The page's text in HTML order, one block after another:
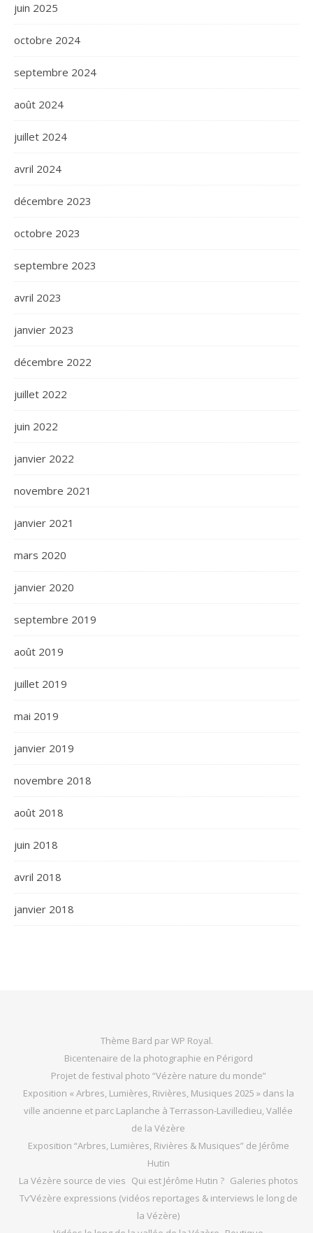
juin 2025
octobre 2024
septembre 2024
août 2024
juillet 2024
avril 2024
décembre 2023
octobre 2023
septembre 2023
avril 2023
janvier 2023
décembre 2022
juillet 2022
juin 2022
janvier 2022
novembre 2021
janvier 2021
mars 2020
janvier 2020
septembre 2019
août 2019
juillet 2019
mai 2019
janvier 2019
novembre 2018
août 2018
juin 2018
avril 2018
janvier 2018
Thème Bard parWP Royal.
Bicentenaire de la photographie en Périgord
Projet de festival photo “Vézère nature du monde”
Exposition « Arbres, Lumières, Rivières, Musiques 2025 » dans la
ville ancienne et parc Laplanche à Terrasson-Lavilledieu, Vallée
de la Vézère
Exposition “Arbres, Lumières, Rivières & Musiques” de Jérôme
Hutin
La Vézère source de vies Qui est Jérôme Hutin ? Galeries photos
Tv’Vézère expressions (vidéos reportages & interviews le long de
la Vézère)